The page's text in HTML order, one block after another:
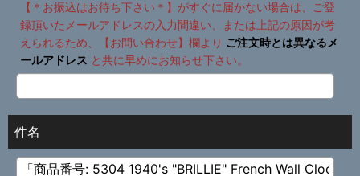
【＊お振込はお待ち下さい＊】がすぐに届かない場合は、ご登
録頂いたメールアドレスの入力間違い、または上記の原因が考
えられるため、【お問い合わせ】欄より ご注文時とは異なるメ
ールアドレス と共に早めにお知らせ下さい。
件名